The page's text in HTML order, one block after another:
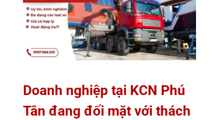
Doanh nghiệp tại KCN Phú
Tân đang đối mặt với thách